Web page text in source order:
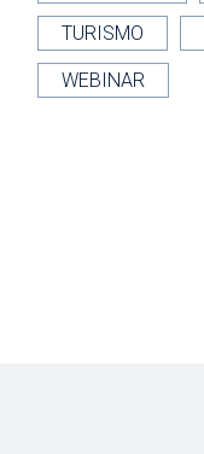
TURISMO
WEBINAR